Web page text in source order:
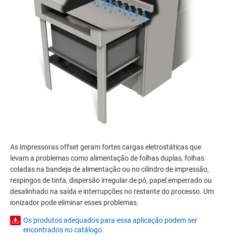
As impressoras offset geram fortes cargas eletrostáticas que
levam a problemas como alimentação de folhas duplas, folhas
coladas na bandeja de alimentação ou no cilindro de impressão,
respingos de tinta, dispersão irregular de pó, papel emperrado ou
desalinhado na saída e interrupções no restante do processo. Um
ionizador pode eliminar esses problemas.
Os produtos adequados para essa aplicação podem ser
encontrados no catálogo.